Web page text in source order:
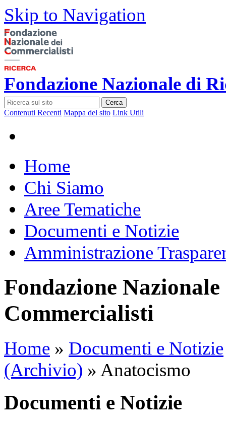
Skip to Navigation
Fondazione Nazionale di
Cerca
Contenuti Recenti Mappa del sito Link Utili
Home
Chi Siamo
Aree Tematiche
Documenti e Notizie
Amministrazione
Fondazione
Commercialisti
Home » Documenti e Notizie
(Archivio) » Anatocismo
Documenti e Notizie